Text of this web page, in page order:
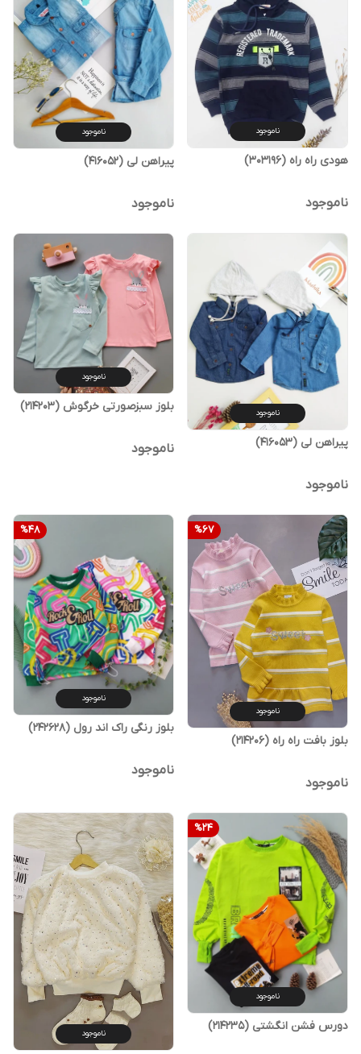
ناموجود
هودی راه راه (303196)
ناموجود
ناموجود
پیراهن لی (416052)
ناموجود
ناموجود
پیراهن لی (416053)
ناموجود
ناموجود
بلوز سبزصورتی خرگوش (214203)
ناموجود
%67
ناموجود
بلوز بافت راه راه (214206)
ناموجود
%48
ناموجود
بلوز رنگی راک‌ اند رول (242628)
ناموجود
%24
ناموجود
دورس فشن انگشتی (214235) ناموجود